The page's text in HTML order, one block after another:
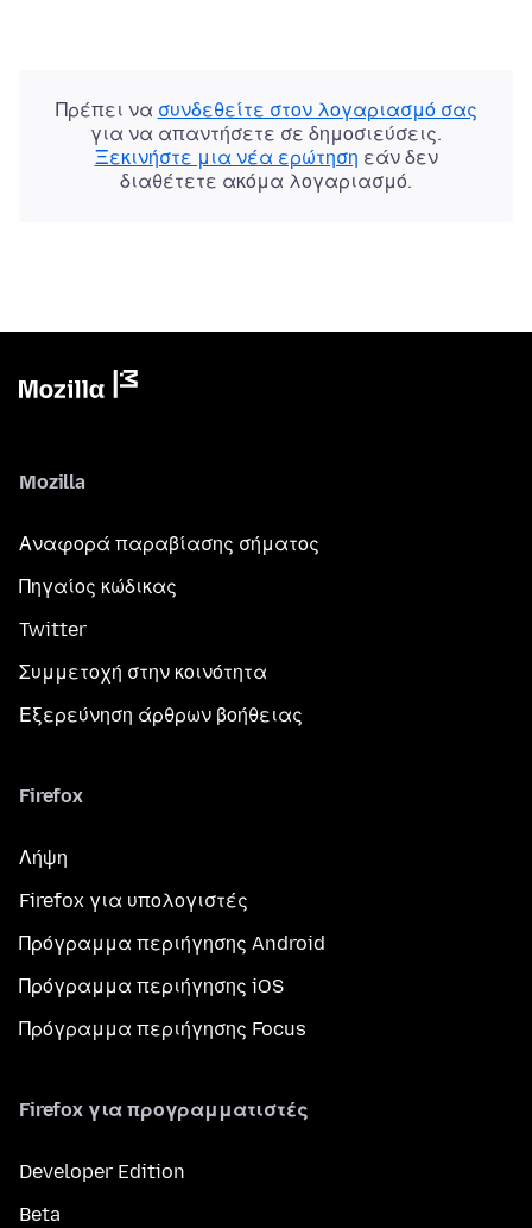
Πρέπει να συνδεθείτε στον λογαριασμό σας
για να απαντήσετε σε δημοσιεύσεις.
Ξεκινήστε μια νέα ερώτηση εάν δεν
διαθέτετε ακόμα λογαριασμό.
Mozilla
Αναφορά παραβίασης σήματος
Πηγαίος κώδικας
Twitter
Συμμετοχή στην κοινότητα
Εξερεύνηση άρθρων βοήθειας
Firefox
Λήψη
Firefox για υπολογιστές
Πρόγραμμα περιήγησης Android
Πρόγραμμα περιήγησης iOS
Πρόγραμμα περιήγησης Focus
Firefox για προγραμματιστές
Developer Edition
Beta